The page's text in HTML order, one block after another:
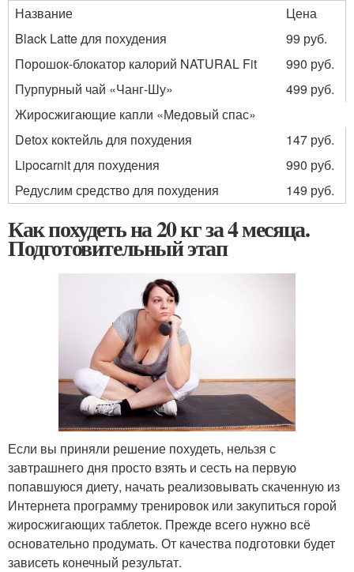
Название
Цена
Black Latte для похудения
99 руб.
Порошок-блокатор калорий NATURAL Fit
990 руб.
Пурпурный чай «Чанг-Шу»
499 руб.
Жиросжигающие капли «Медовый спас»
Detox коктейль для похудения
147 руб.
Lipocarnit для похудения
990 руб.
Редуслим средство для похудения
149 руб.
Как похудеть на 20 кг за 4 месяца.
Подготовительный этап
Если вы приняли решение похудеть, нельзя с
завтрашнего дня просто взять и сесть на первую
попавшуюся диету, начать реализовывать скаченную из
Интернета программу тренировок или закупиться горой
жиросжигающих таблеток. Прежде всего нужно всё
основательно продумать. От качества подготовки будет
зависеть конечный результат.